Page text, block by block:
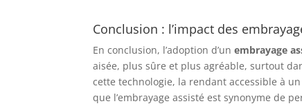
Conclusion : l’impact des
En conclusion, l’adoption d’unembrayage
aisée, plus sûre et plus agréable, surtout
cette technologie, la rendant accessible à
que l’embrayage assisté est synonyme de